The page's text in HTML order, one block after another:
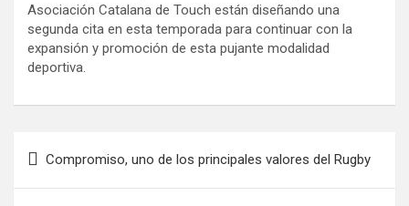
Asociación Catalana de Touch están diseñando una
segunda cita en esta temporada para continuar con la
expansión y promoción de esta pujante modalidad
deportiva.
Compromiso, uno de los principales valores del Rugby